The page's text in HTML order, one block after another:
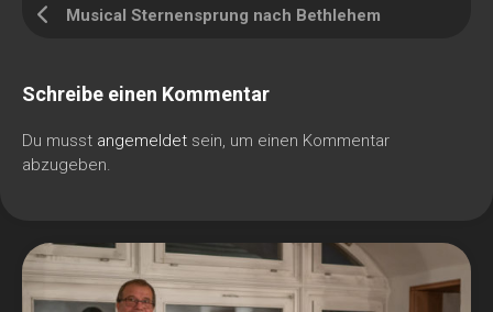
Musical Sternensprung nach Bethlehem
Schreibe einen Kommentar
Du musst angemeldet sein, um einen Kommentar
abzugeben.